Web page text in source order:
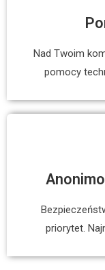
Nad Twoim
pomocy
priorytet.